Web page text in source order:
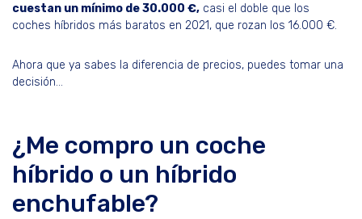
cuestan un mínimo de 30.000 €, casi el doble que los
coches híbridos más baratos en 2021, que rozan los 16.000 €.
Ahora que ya sabes la diferencia de precios, puedes tomar una
decisión…
¿Me compro un coche
híbrido o un híbrido
enchufable?